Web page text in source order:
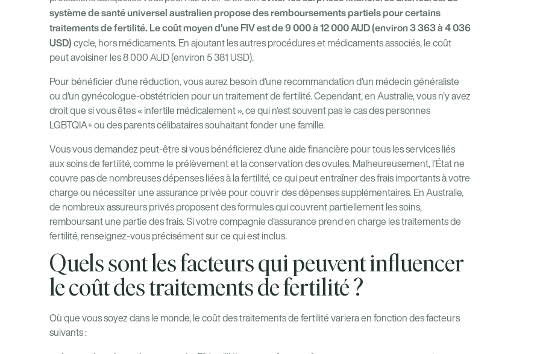
système de santé universel australien propose des remboursements partiels pour certains
traitements de fertilité. Le coût moyen d'une FIV est de 9 000 à 12 000 AUD (environ 3 363 à 4 036
USD) cycle, hors médicaments. En ajoutant les autres procédures et médicaments associés, le coût
peut avoisiner les 8 000 AUD (environ 5 381 USD).
Pour bénéficier d'une réduction, vous aurez besoin d'une recommandation d'un médecin généraliste
ou d'un gynécologue-obstétricien pour un traitement de fertilité. Cependant, en Australie, vous n'y avez
droit que si vous êtes « infertile médicalement », ce qui n'est souvent pas le cas des personnes
LGBTQIA+ ou des parents célibataires souhaitant fonder une famille.
Vous vous demandez peut-être si vous bénéficierez d'une aide financière pour tous les services liés
aux soins de fertilité, comme le prélèvement et la conservation des ovules. Malheureusement, l'État ne
couvre pas de nombreuses dépenses liées à la fertilité, ce qui peut entraîner des frais importants à votre
charge ou nécessiter une assurance privée pour couvrir des dépenses supplémentaires. En Australie,
de nombreux assureurs privés proposent des formules qui couvrent partiellement les soins,
remboursant une partie des frais. Si votre compagnie d'assurance prend en charge les traitements de
fertilité, renseignez-vous précisément sur ce qui est inclus.
Quels sont les facteurs qui peuvent influencer
le coût des traitements de fertilité ?
Où que vous soyez dans le monde, le coût des traitements de fertilité variera en fonction des facteurs
suivants :